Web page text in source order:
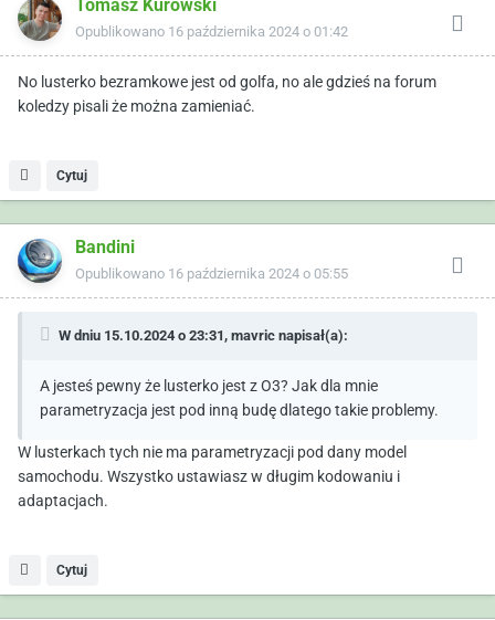
Tomasz Kurowski
Opublikowano 16 października 2024 o 01:42
No lusterko bezramkowe jest od golfa, no ale gdzieś na forum
koledzy pisali że można zamieniać.
Cytuj
Bandini
Opublikowano 16 października 2024 o 05:55
W dniu 15.10.2024 o 23:31, mavric napisał(a):
A jesteś pewny że lusterko jest z O3? Jak dla mnie
parametryzacja jest pod inną budę dlatego takie problemy.
W lusterkach tych nie ma parametryzacji pod dany model
samochodu. Wszystko ustawiasz w długim kodowaniu i
adaptacjach.
Cytuj